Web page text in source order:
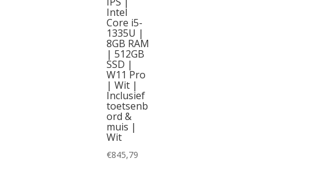
Intel
Core i5-
1335U |
8GB RAM
| 512GB
SSD |
W11 Pro
| Wit |
Inclusief
toetsenb
ord &
muis |
Wit
€845,79